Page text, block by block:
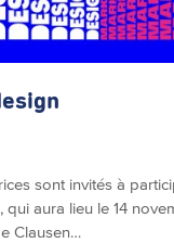
sont invités à
qui aura lieu le 14
Clausen…